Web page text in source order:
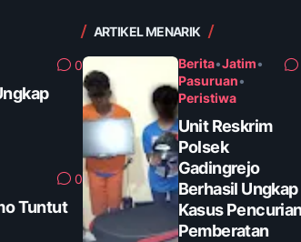
0
0
Tuntut
ARTIKEL MENARIK
Berita•Jatim•
Pasuruan•
Peristiwa
Unit Reskrim
Polsek
Gadingrejo
Berhasil Ungkap
Kasus
Pemberatan